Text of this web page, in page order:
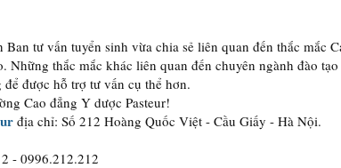
tư vấn tuyển sinh vừa chia sẻ liên quan đến thắc mắc
Những thắc mắc khác liên quan đến chuyên ngành đào
được hỗ trợ tư vấn cụ thể hơn.
Cao đẳng Y dược Pasteur!
địa chỉ: Số 212 Hoàng Quốc Việt - Cầu Giấy - Hà Nội.
- 0996.212.212